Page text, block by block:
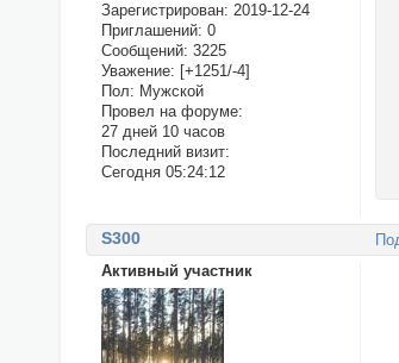
Зарегистрирован: 2019-12-24
Приглашений: 0
Сообщений: 3225
Уважение: [+1251/-4]
Пол: Мужской
Провел на форуме:
27 дней 10 часов
Последний визит:
Сегодня 05:24:12
S300
Активный участник